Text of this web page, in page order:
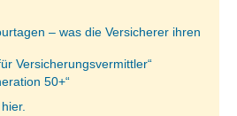
– was die Versicherer ihren
Versicherungsvermittler“
50+“
hier.